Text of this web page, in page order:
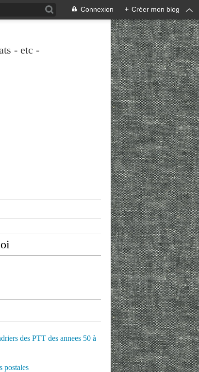
Connexion + Créer mon blog
- etc -
des PTT des annees 50 à
postales